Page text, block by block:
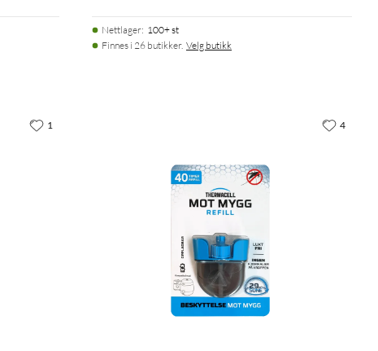
Nettlager: 100+ st
Finnes i 26 butikker. Velg butikk
1 4